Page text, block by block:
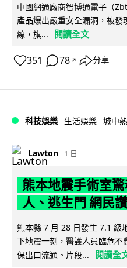
中國網通廠商智博通電子（
產品爆出嚴重安全漏洞，被
線，旗...
閱讀全文
351 78 ↗ 分享
科技娛樂 生活娛樂 城中
Lawton 1 日
熊本地震手術室
人、逃生門 網民
熊本縣 7 月 28 日發生 7.1 級
下地震一刻，醫護人員臨危不
保出口流通。片段...
閱讀全